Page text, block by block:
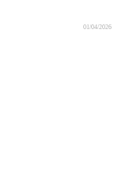
01/04/2026